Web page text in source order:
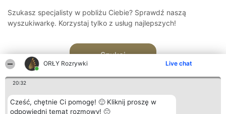
ORŁY Rozrywki Live chat
20:32
Cześć, chętnie Ci pomogę! 🙂 Kliknij proszę w
odpowiedni temat rozmowy! 🙂
Szukasz specjalisty w pobliżu Ciebie? Sprawdź naszą
wyszukiwarkę. Korzystaj tylko z usług najlepszych!
Szukaj